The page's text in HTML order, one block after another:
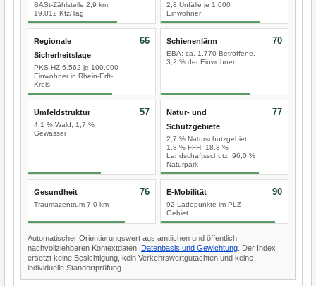
BASt-Zählstelle 2,9 km,
19.012 Kfz/Tag
2,8 Unfälle je 1.000
Einwohner
Regionale
Sicherheitslage
PKS-HZ 6.562 je 100.000
Einwohner in Rhein-Erft-
Kreis
66 Schienenlärm
EBA: ca. 1.770 Betroffene,
3,2 % der Einwohner
70
Umfeldstruktur
4,1 % Wald, 1,7 %
Gewässer
57
Natur- und
Schutzgebiete
2,7 % Naturschutzgebiet,
1,8 % FFH, 18,3 %
Landschaftsschutz, 96,0 %
Naturpark
77
Gesundheit
Traumazentrum 7,0 km
76 E-Mobilität
92 Ladepunkte im PLZ-
Gebiet
90
Automatischer Orientierungswert aus amtlichen und öffentlich
nachvollziehbaren Kontextdaten. Datenbasis und Gewichtung . Der Index
ersetzt keine Besichtigung, kein Verkehrswertgutachten und keine
individuelle Standortprüfung.